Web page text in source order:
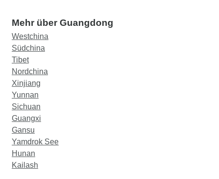
Mehr über Guangdong
Westchina
Südchina
Tibet
Nordchina
Xinjiang
Yunnan
Sichuan
Guangxi
Gansu
Yamdrok See
Hunan
Kailash